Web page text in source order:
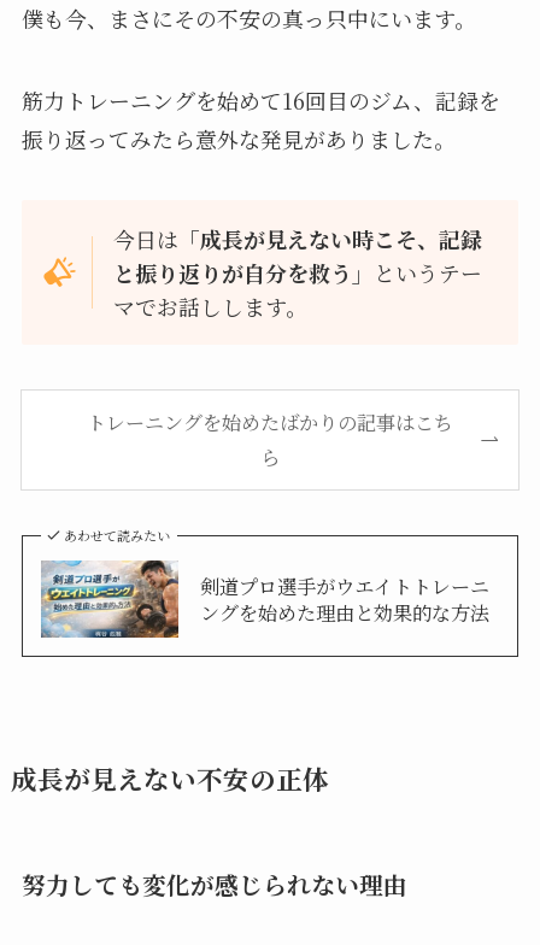
僕も今、まさにその不安の真っ只中にいます。
筋力トレーニングを始めて16回目のジム、記録を
振り返ってみたら意外な発見がありました。
今日は 「成長が見えない時こそ、記録
と振り返りが自分を救う」
というテー
マでお話しします。
トレーニングを始めたばかりの記事はこち
ら
あわせて読みたい
剣道プロ選手がウエイトトレーニ
ングを始めた理由と効果的な方法
成長が見えない不安の正体
努力しても変化が感じられない理由